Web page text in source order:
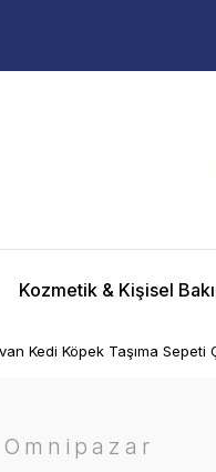
Kozmetik & Kişisel
Kedi Köpek Taşıma Sepeti
Omnipazar